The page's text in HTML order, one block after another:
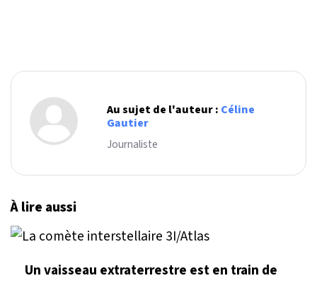
Au sujet de l'auteur : Céline
Gautier
Journaliste
À lire aussi
Un vaisseau extraterrestre est en train de